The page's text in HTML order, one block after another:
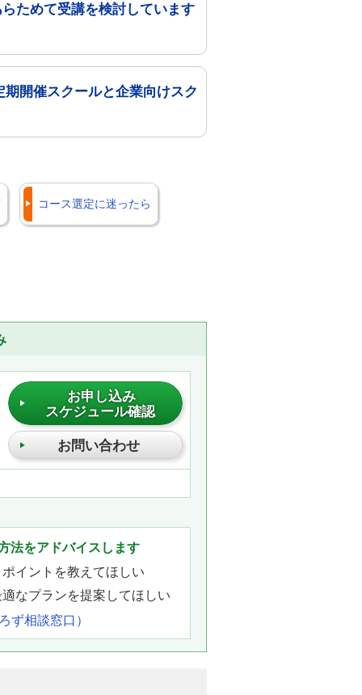
ためて受講を検討しています
開催スクールと企業向けスク
コース選定に迷ったら
お申し込み
スケジュール確認
お問い合わせ
法をアドバイスします
イントを教えてほしい
なプランを提案してほしい
ず相談窓口）